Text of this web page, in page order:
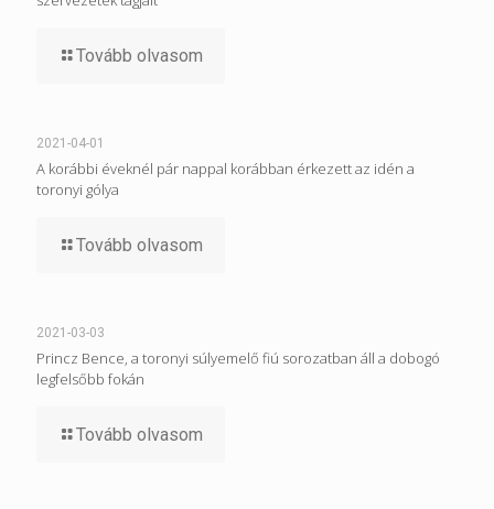
Tovább olvasom
2021-04-01
A korábbi éveknél pár nappal korábban érkezett az idén a
toronyi gólya
Tovább olvasom
2021-03-03
Princz Bence, a toronyi súlyemelő fiú sorozatban áll a dobogó
legfelsőbb fokán
Tovább olvasom